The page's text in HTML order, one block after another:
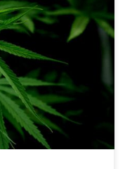
genetyki, a wśród
z najbardziej
zdołała przykuć
na całym
smaków, aromatów i
będąca
Cookies Thin